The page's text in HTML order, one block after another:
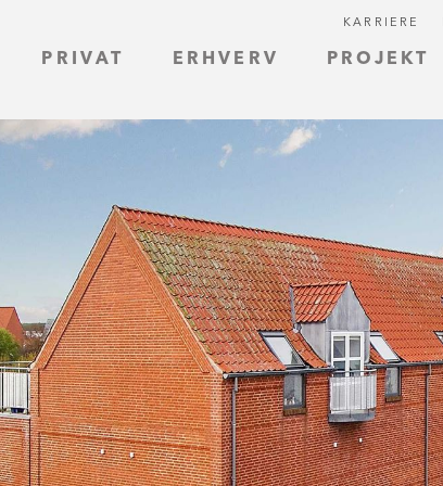
PRIVAT ERHVERV PROJEKT
KARRIERE